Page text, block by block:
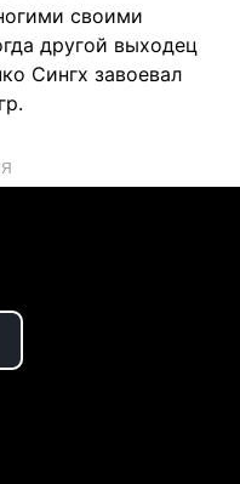
своими
другой выходец
Сингх завоевал